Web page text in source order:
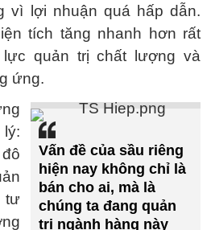
vì lợi nhuận quá hấp dẫn.
tích tăng nhanh hơn rất
quản trị chất lượng và
ứng.
Vấn đề của sầu riêng
hiện nay không chỉ là
bán cho ai, mà là
chúng ta đang quản
trị ngành hàng này
tư